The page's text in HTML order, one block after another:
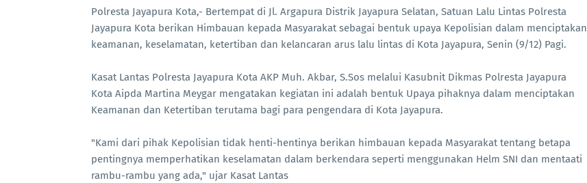
Polresta Jayapura Kota,- Bertempat di Jl. Argapura Distrik Jayapura Selatan, Satuan Lalu Lintas Polresta
Jayapura Kota berikan Himbauan kepada Masyarakat sebagai bentuk upaya Kepolisian dalam menciptakan
keamanan, keselamatan, ketertiban dan kelancaran arus lalu lintas di Kota Jayapura, Senin (9/12) Pagi.
Kasat Lantas Polresta Jayapura Kota AKP Muh. Akbar, S.Sos melalui Kasubnit Dikmas Polresta Jayapura
Kota Aipda Martina Meygar mengatakan kegiatan ini adalah bentuk Upaya pihaknya dalam menciptakan
Keamanan dan Ketertiban terutama bagi para pengendara di Kota Jayapura.
"Kami dari pihak Kepolisian tidak henti-hentinya berikan himbauan kepada Masyarakat tentang betapa
pentingnya memperhatikan keselamatan dalam berkendara seperti menggunakan Helm SNI dan mentaati
rambu-rambu yang ada," ujar Kasat Lantas